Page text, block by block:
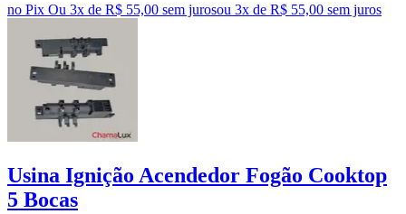
no Pix Ou 3x de R$ 55,00 sem jurosou 3x de R$ 55,00 sem juros
Usina Ignição Acendedor Fogão Cooktop
5 Bocas